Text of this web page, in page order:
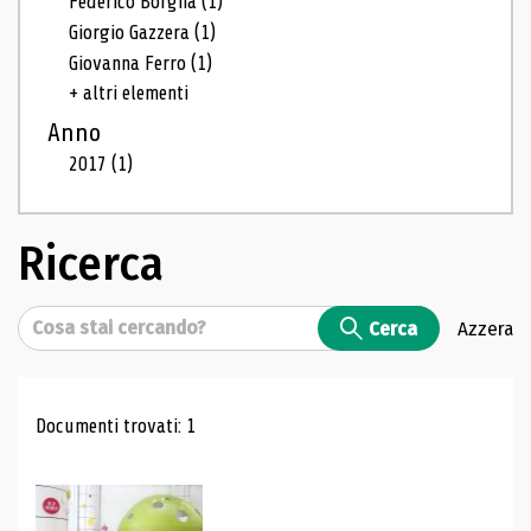
Giorgio Gazzera(1)
Giovanna Ferro(1)
+ altri elementi
Anno
2017(1)
Ricerca
Cerca Cerca Azzera
Risultati di ricerca
Documenti trovati: 1